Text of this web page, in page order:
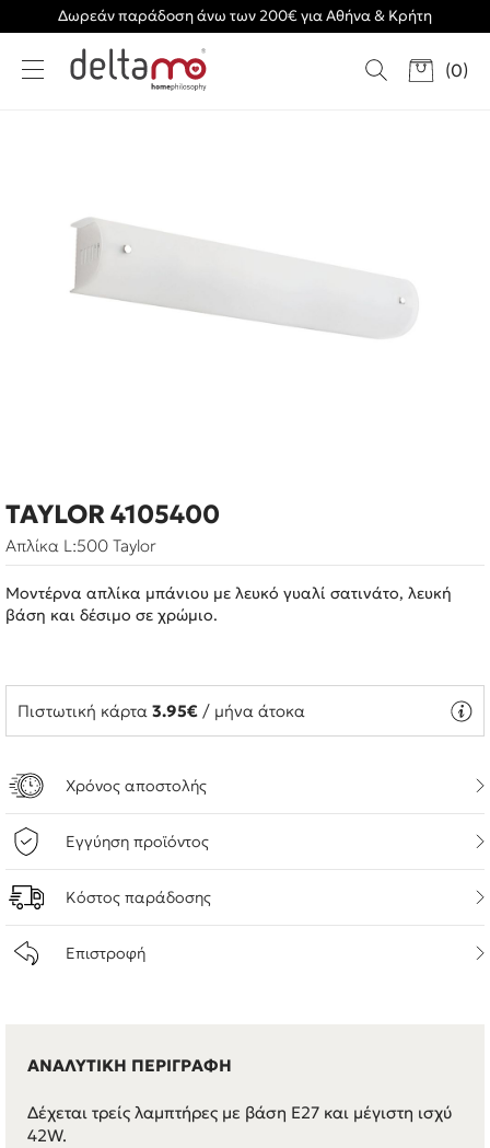
Δωρεάν παράδοση άνω των 200€ για Αθήνα & Κρήτη
(0)
TAYLOR 4105400
Απλίκα L:500 Taylor
Μοντέρνα απλίκα μπάνιου με λευκό γυαλί σατινάτο, λευκή
βάση και δέσιμο σε χρώμιο.
Πιστωτική κάρτα 3.95€ / μήνα άτοκα
Χρόνος αποστολής
Εγγύηση προϊόντος
Κόστος παράδοσης
Επιστροφή
ΑΝΑΛΥΤΙΚΗ ΠΕΡΙΓΡΑΦΗ
Δέχεται τρείς λαμπτήρες με βάση E27 και μέγιστη ισχύ
42W.